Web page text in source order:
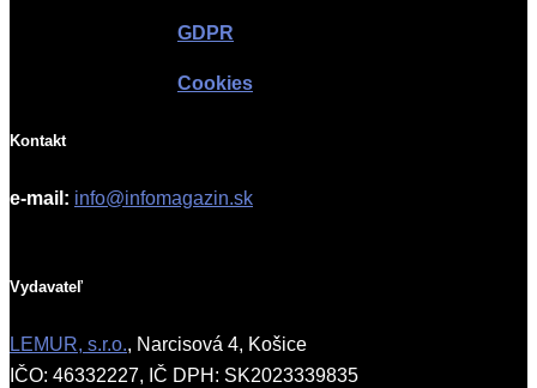
GDPR
Cookies
Kontakt
e-mail: info@infomagazin.sk
Vydavateľ
LEMUR, s.r.o., Narcisová 4, Košice
IČO: 46332227, IČ DPH: SK2023339835